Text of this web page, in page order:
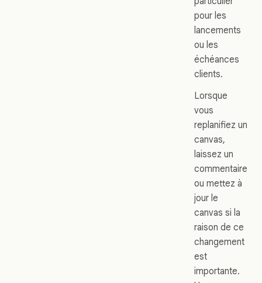
pour les
lancements
ou les
échéances
clients.
Lorsque
vous
replanifiez un
canvas,
laissez un
commentaire
ou mettez à
jour le
canvas si la
raison de ce
changement
est
importante.